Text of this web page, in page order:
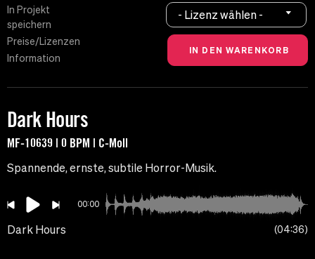
In Projekt
speichern
Preise/Lizenzen
Information
- Lizenz wählen -
Dark Hours
MF-10639 | 0 BPM | C-Moll
Spannende, ernste, subtile Horror-Musik.
00:00
Dark Hours 04:36